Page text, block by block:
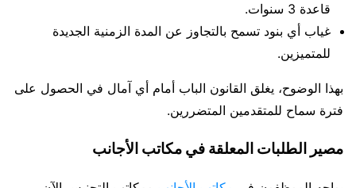
قاعدة 3 سنوات.
غياب أي بنود تسمح بالتجاوز عن المدة الزمنية الجديدة
للمتميزين.
بهذا الوضوح، يغلق القانون الباب أمام أي آمال في الحصول على
فترة سماح للمتقدمين المتضررين.
مصير الطلبات المعلقة في مكاتب الأجانب